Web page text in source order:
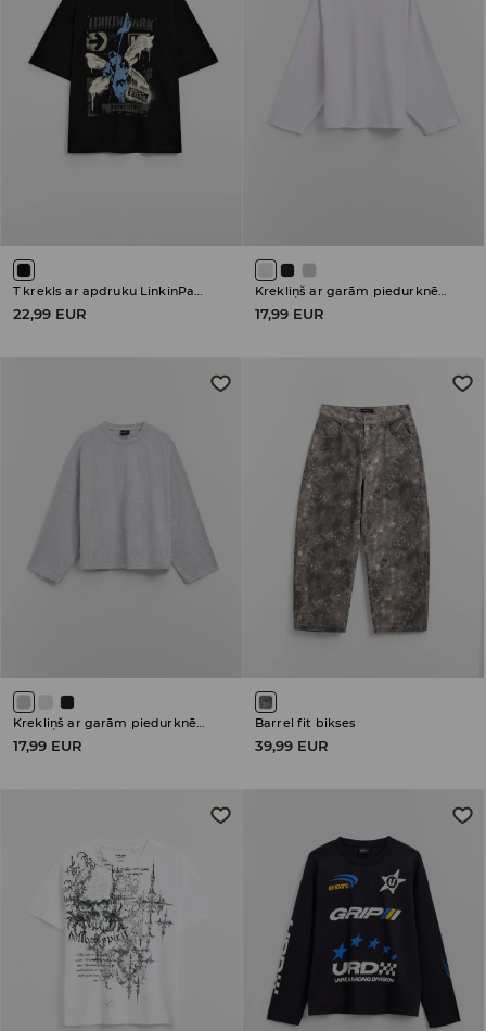
22,99 EUR 17,99 EUR
Krekliņš ar garām piedurknēm
17,99 EUR
Barrel fit bikses
39,99 EUR